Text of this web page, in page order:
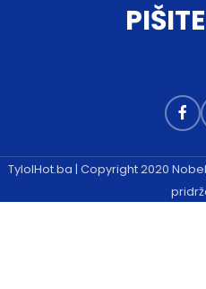
TylolHot.ba | Copyright 2020